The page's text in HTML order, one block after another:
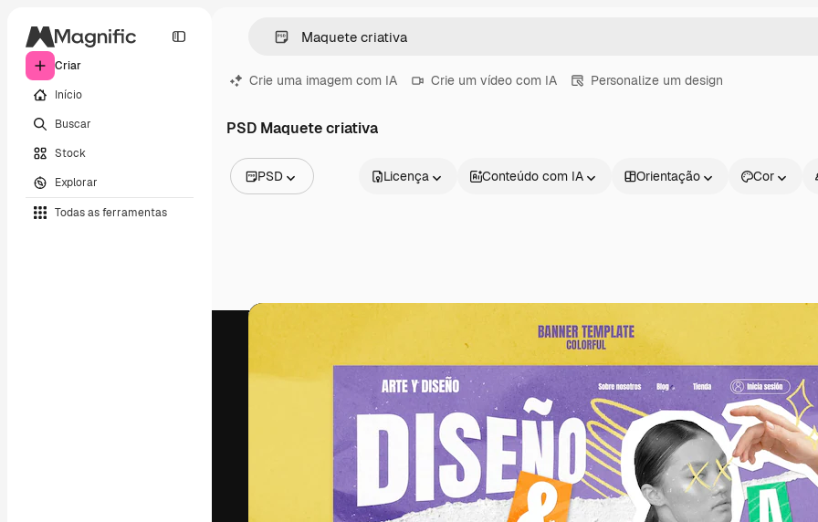
Criar
Início
Buscar
Stock
Explorar
Todas as ferramentas
Crie uma imagem com IA Crie um vídeo com IA Personalize um design
PSD Maquete criativa
PSD
Vídeos
Ícones
Licença Conteúdo com IA Orientação Cor
A plataforma criativa para você direcionar
seu melhor trabalho. Mais de 1 milhão de
assinantes entre criativos, empresas,
agências e estúdios.
Português
Produtos
Spaces
Assistente de IA
Gerador de
imagens
Gerador de vídeos
Começar
Academy
Documentação
Atendimento
Termos e
condições